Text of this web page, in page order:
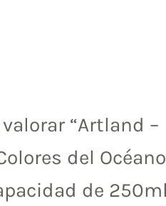
“Artland –
del Océano
de